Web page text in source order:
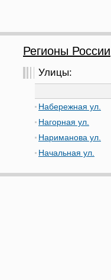
Регионы России
Улицы:
Набережная ул.
Нагорная ул.
Нариманова ул.
Начальная ул.